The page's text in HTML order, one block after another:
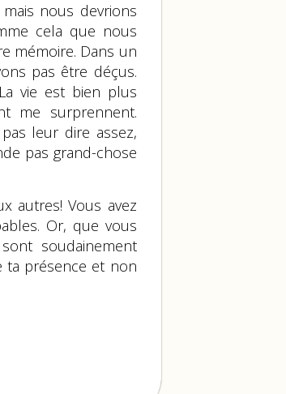
nous devrions
cela que nous
mémoire. Dans un
pas être déçus.
vie est bien plus
me surprennent.
leur dire assez,
pas grand-chose
autres! Vous avez
Or, que vous
soudainement
ta présence et non